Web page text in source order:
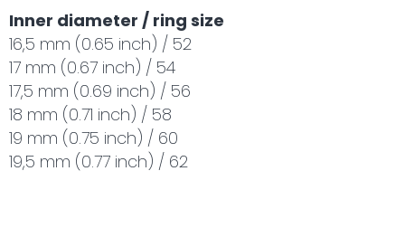
Inner diameter / ring size
16,5 mm (0.65 inch) / 52
17 mm (0.67 inch) / 54
17,5 mm (0.69 inch) / 56
18 mm (0.71 inch) / 58
19 mm (0.75 inch) / 60
19,5 mm (0.77 inch) / 62